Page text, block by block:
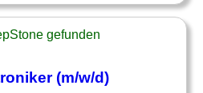
gefunden
(m/w/d)